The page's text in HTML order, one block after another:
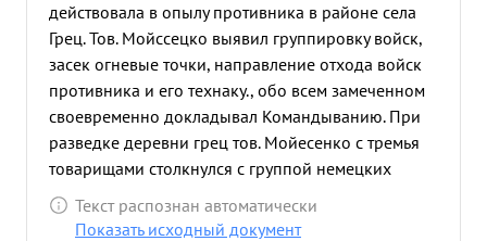
действовала в опылу противника в районе села
Грец. Тов. Мойссецко выявил группировку войск,
засек огневые точки, направление отхода войск
противника и его технаку., обо всем замеченном
своевременно докладывал Командыванию. При
разведке деревни грец тов. Мойесенко с тремья
товарищами столкнулся с группой немецких
войск около 20. чел. Товарищ Мойссенко смело и
решительно вступил с немцами в бой, открыл с
Текст распознан автоматически
Показать исходный документ